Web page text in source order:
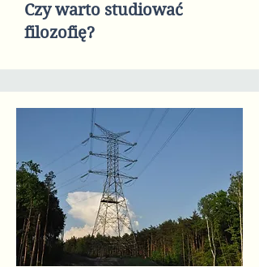
Czy warto studiować
filozofię?